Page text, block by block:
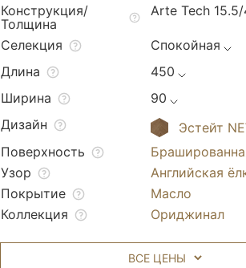
Конструкция/
Толщина
Arte Tech
Селекция
Спокойная
Длина
450
Ширина
90
Дизайн
Эстейт
Поверхность
Узор
Английская
Покрытие
Масло
Коллекция
Ориджинал
ВСЕ ЦЕНЫ